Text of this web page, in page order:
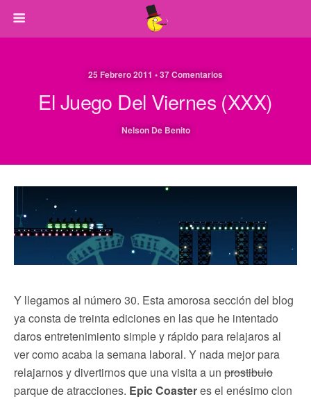
25 Febrero 2011 • 37 Comentarios
El Juego Del Viernes (XXX)
Nelson De Benito
Y llegamos al número 30. Esta amorosa sección del blog
ya consta de treinta ediciones en las que he intentado
daros entretenimiento simple y rápido para relajaros al
ver como acaba la semana laboral. Y nada mejor para
relajarnos y divertirnos que una visita a un prostibulo
parque de atracciones. Epic Coasteres el enésimo clon